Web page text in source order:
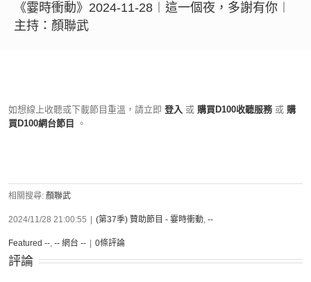
《霎時衝動》2024-11-28︱這一個夜，多謝有你︱
主持：顏聯武
如想線上收聽或下載節目重溫，請立即 登入 或 購買D100收聽服務 或 購
買D100網台節目
。
相關搜尋: 顏聯武
2024/11/28 21:00:55 (第37季) 贊助節目 - 霎時衝動, --
Featured --, -- 網台 -- 0條評論
評論